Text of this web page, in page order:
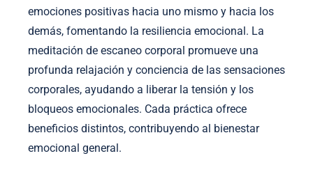
emociones positivas hacia uno mismo y hacia los
demás, fomentando la resiliencia emocional. La
meditación de escaneo corporal promueve una
profunda relajación y conciencia de las sensaciones
corporales, ayudando a liberar la tensión y los
bloqueos emocionales. Cada práctica ofrece
beneficios distintos, contribuyendo al bienestar
emocional general.